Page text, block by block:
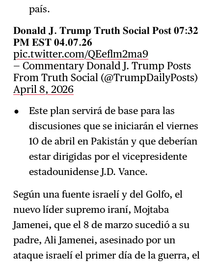
país.
𝐃𝐨𝐧𝐚𝐥𝐝 𝐉. 𝐓𝐫𝐮𝐦𝐩 𝐓𝐫𝐮𝐭𝐡 𝐒𝐨𝐜𝐢𝐚𝐥 𝐏𝐨𝐬𝐭 𝟎𝟕:𝟑𝟐
𝐏𝐌 𝐄𝐒𝐓 𝟎𝟒.𝟎𝟕.𝟐𝟔
pic.twitter.com/QEeflm2ma9
— Commentary Donald J. Trump Posts
From Truth Social (@TrumpDailyPosts)
April 8, 2026
Este plan servirá de base para las
discusiones que se iniciarán el viernes
10 de abril en Pakistán y que deberían
estar dirigidas por el vicepresidente
estadounidense J.D. Vance.
Según una fuente israelí y del Golfo, el
nuevo líder supremo iraní, Mojtaba
Jamenei, que el 8 de marzo sucedió a su
padre, Ali Jamenei, asesinado por un
ataque israelí el primer día de la guerra, el